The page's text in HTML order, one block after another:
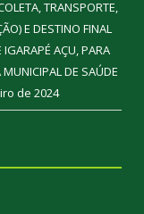
TRANSPORTE,
E DESTINO FINAL
AÇU, PARA
DE SAÚDE
de 2024